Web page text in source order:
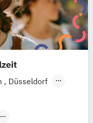
Düsseldorf